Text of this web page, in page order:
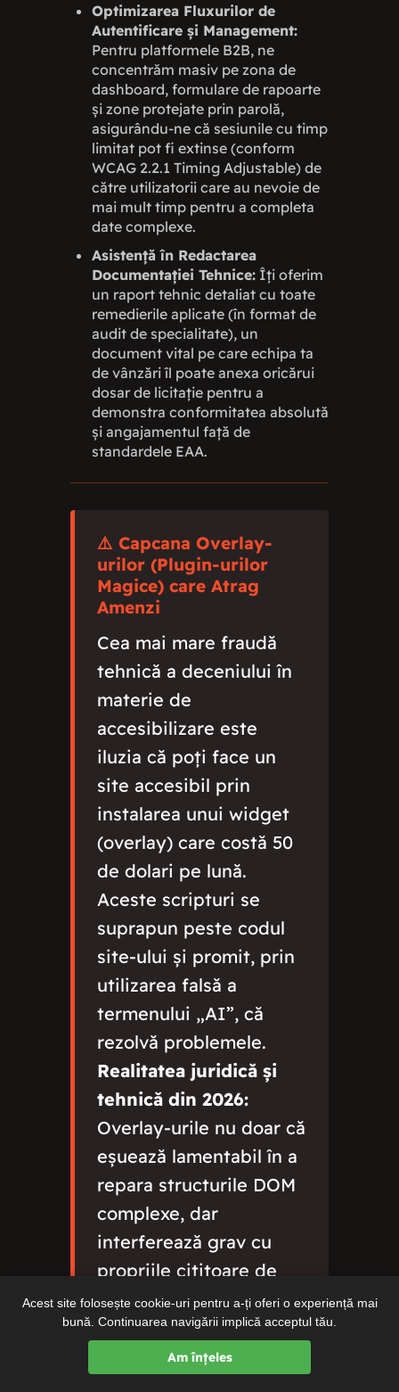
Optimizarea Fluxurilor de
Autentificare și Management:
Pentru platformele B2B, ne
concentrăm masiv pe zona de
dashboard, formulare de rapoarte
și zone protejate prin parolă,
asigurându-ne că sesiunile cu timp
limitat pot fi extinse (conform
WCAG 2.2.1 Timing Adjustable) de
către utilizatorii care au nevoie de
mai mult timp pentru a completa
date complexe.
Asistență în Redactarea
Documentației Tehnice: Îți oferim
un raport tehnic detaliat cu toate
remedierile aplicate (în format de
audit de specialitate), un
document vital pe care echipa ta
de vânzări îl poate anexa oricărui
dosar de licitație pentru a
demonstra conformitatea absolută
și angajamentul față de
standardele EAA.
⚠️ Capcana Overlay-
urilor (Plugin-urilor
Magice) care Atrag
Amenzi
Cea mai mare fraudă
tehnică a deceniului în
materie de
accesibilizare este
iluzia că poți face un
site accesibil prin
instalarea unui widget
(overlay) care costă 50
de dolari pe lună.
Aceste scripturi se
suprapun peste codul
site-ului și promit, prin
utilizarea falsă a
termenului „AI”, că
rezolvă problemele.
Realitatea juridică și
tehnică din 2026:
Overlay-urile nu doar că
eșuează lamentabil în a
repara structurile DOM
complexe, dar
interferează grav cu
propriile cititoare de
ecran avansate pe care
persoanele cu
dizabilități le folosesc
Acest site folosește cookie-uri pentru a-ți oferi o experiență mai
bună. Continuarea navigării implică acceptul tău.
Am înțeles